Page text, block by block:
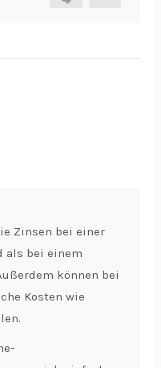
Zinsen bei einer
als bei einem
können bei
Kosten wie